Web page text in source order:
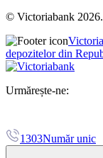
© Victoriabank 2026.
depozitelor din
Urmărește-ne:
1303Număr unic